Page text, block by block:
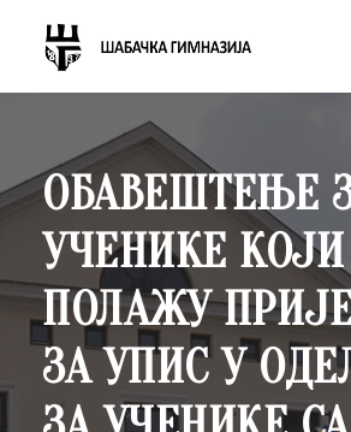
ОБАВЕШТЕЊЕ
УЧЕНИКЕ КОЈИ
ПОЛАЖУ
ЗА УПИС У